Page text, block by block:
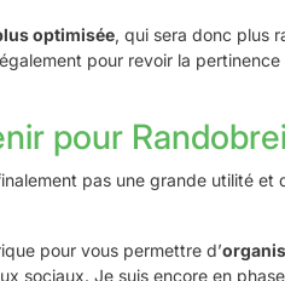
optimisée, qui sera donc plus
pour revoir la
pour
pas une grande utilité et
pour vous permettre d’
sociaux. Je suis encore en